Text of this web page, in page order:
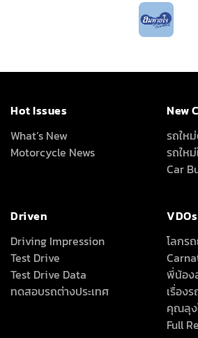
Hot Issues
What’s New
Motorcycle News
New
รถให
รถให
Car
Driven
Driving Impression
Test Drive
Test Drive Data
ทดสอบรถต่างประเทศ
VDOs
โลกร
พี่น้อง
เรื่อง
คุณลุง
Full